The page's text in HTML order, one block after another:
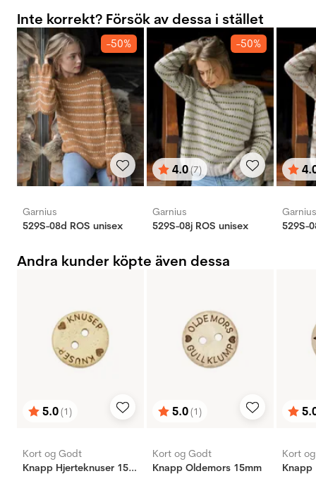
Inte korrekt? Försök av dessa i stället
-50%
Garnius
529S-08d ROS unisex
-50%
Betyg:
4.0(7)
utav 5 stjärnor
Garnius
529S-08j ROS unisex
utav
Garnius
529S-
Andra kunder köpte även dessa
Betyg:
5.0(1)
utav 5 stjärnor
Kort og Godt
Knapp Hjerteknuser 15mm
Betyg:
5.0(1)
utav 5 stjärnor
Kort og Godt
Knapp Oldemors 15mm
utav
Kort
Knapp